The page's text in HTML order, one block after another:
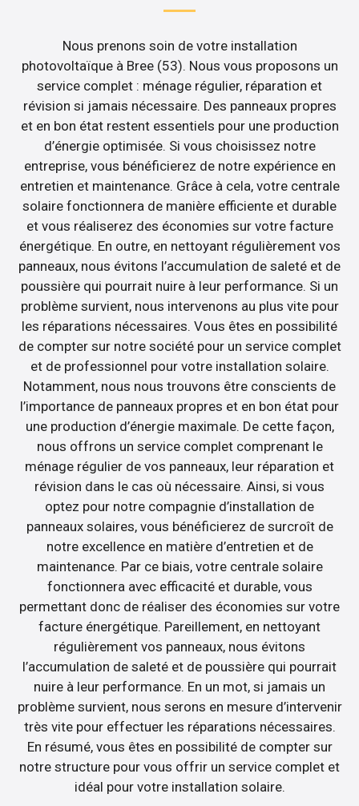
Nous prenons soin de votre installation
photovoltaïque à Bree (53). Nous vous proposons un
service complet : ménage régulier, réparation et
révision si jamais nécessaire. Des panneaux propres
et en bon état restent essentiels pour une production
d’énergie optimisée. Si vous choisissez notre
entreprise, vous bénéficierez de notre expérience en
entretien et maintenance. Grâce à cela, votre centrale
solaire fonctionnera de manière efficiente et durable
et vous réaliserez des économies sur votre facture
énergétique. En outre, en nettoyant régulièrement vos
panneaux, nous évitons l’accumulation de saleté et de
poussière qui pourrait nuire à leur performance. Si un
problème survient, nous intervenons au plus vite pour
les réparations nécessaires. Vous êtes en possibilité
de compter sur notre société pour un service complet
et de professionnel pour votre installation solaire.
Notamment, nous nous trouvons être conscients de
l’importance de panneaux propres et en bon état pour
une production d’énergie maximale. De cette façon,
nous offrons un service complet comprenant le
ménage régulier de vos panneaux, leur réparation et
révision dans le cas où nécessaire. Ainsi, si vous
optez pour notre compagnie d’installation de
panneaux solaires, vous bénéficierez de surcroît de
notre excellence en matière d’entretien et de
maintenance. Par ce biais, votre centrale solaire
fonctionnera avec efficacité et durable, vous
permettant donc de réaliser des économies sur votre
facture énergétique. Pareillement, en nettoyant
régulièrement vos panneaux, nous évitons
l’accumulation de saleté et de poussière qui pourrait
nuire à leur performance. En un mot, si jamais un
problème survient, nous serons en mesure d’intervenir
très vite pour effectuer les réparations nécessaires.
En résumé, vous êtes en possibilité de compter sur
notre structure pour vous offrir un service complet et
idéal pour votre installation solaire.